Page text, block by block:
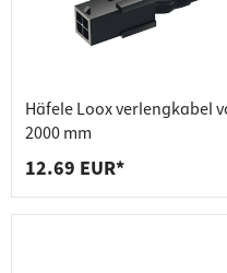
Häfele Loox verlengkabel
2000 mm
12.69 EUR*